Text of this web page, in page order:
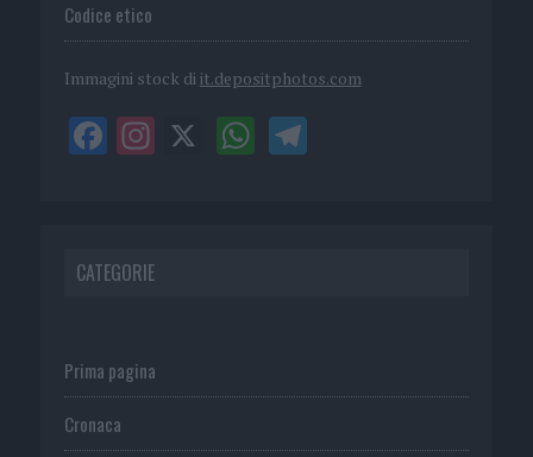
Codice etico
Immagini stock di it.depositphotos.com
CATEGORIE
Prima pagina
Cronaca